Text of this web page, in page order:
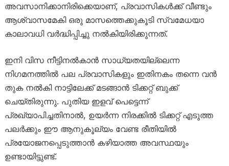
അവസാനിക്കാനിരിക്കെയാണ്, പ്രവാസികൾക്ക് വീണ്ടും
ആശ്വാസമേകി ഒരു മാസത്തെക്കുകൂടി സ്വമേധയാ
കാലാവധി വർദ്ധിപ്പിച്ചു നൽകിയിരിക്കുന്നത്.
ഇനി വിസ നീട്ടിനൽകാൻ സാധ്യതയില്ലെന്ന
നിഗമനത്തിൽ പല പ്രവാസികളും ഇതിനകം തന്നെ വൻ
തുക നൽകി നാട്ടിലേക്ക് മടങ്ങാൻ ടിക്കറ്റ് ബുക്ക്
ചെയ്തിരുന്നു. പുതിയ ഇളവ് പെട്ടെന്ന്
പ്രഖ്യാപിച്ചതിനാൽ, ഉയർന്ന നിരക്കിൽ ടിക്കറ്റ് എടുത്ത
പലർക്കും ഈ ആനുകൂല്യം വേണ്ട രീതിയിൽ
പ്രയോജനപ്പെടുത്താൻ കഴിയാത്ത അവസ്ഥയും
ഉണ്ടായിട്ടുണ്ട്.